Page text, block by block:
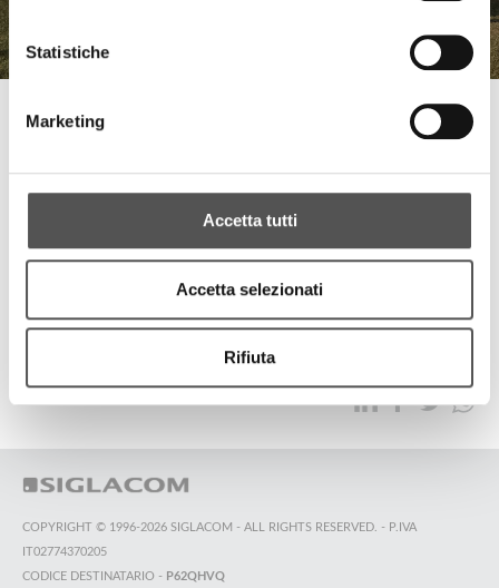
Statistiche
Marketing
Accetta tutti
Accetta selezionati
Rifiuta
ALL HIGHLIGHTS
TOP SEARCHES SITEMAP SUSTAINABILITY
COPYRIGHT © 1996-2026 SIGLACOM - ALL RIGHTS RESERVED. - P.IVA
IT02774370205
CODICE DESTINATARIO - P62QHVQ